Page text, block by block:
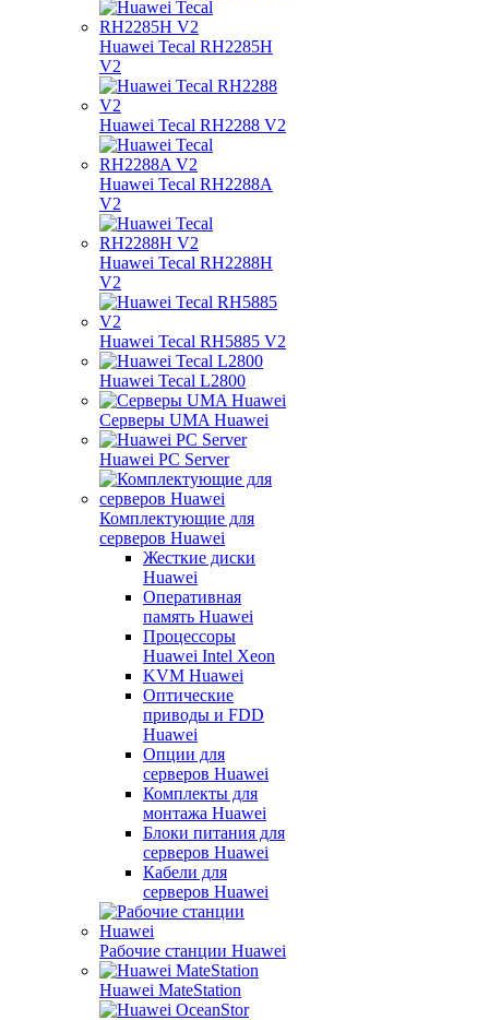
Huawei Tecal RH2285H
V2
Huawei Tecal RH2288 V2
Huawei Tecal RH2288A
V2
Huawei Tecal RH2288H
V2
Huawei Tecal RH5885 V2
Huawei Tecal L2800
Серверы UMA Huawei
Huawei PC Server
Комплектующие для
серверов Huawei
Жесткие диски
Huawei
Оперативная
память Huawei
Процессоры
Huawei Intel Xeon
KVM Huawei
Оптические
приводы и FDD
Huawei
Опции для
серверов Huawei
Комплекты для
монтажа Huawei
Блоки питания для
серверов Huawei
Кабели для
серверов Huawei
Рабочие станции Huawei
Huawei MateStation